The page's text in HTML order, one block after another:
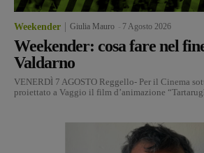
Weekender Giulia Mauro 7 Agosto 2026
Weekender: cosa fare nel
Valdarno
VENERDÌ 7 AGOSTO Reggello- Per il Cinema
proiettato a Vaggio il film d’animazione